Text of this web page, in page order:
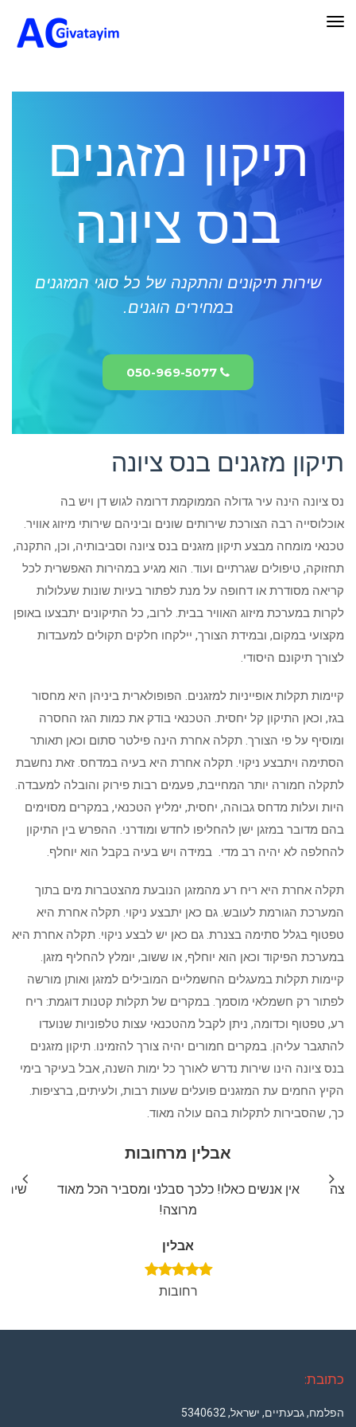
תפריט
תיקון מזגנים
בנס ציונה
שירות תיקונים והתקנה של כל סוגי המזגנים
במחירים הוגנים.
050-969-5077
תיקון מזגנים בנס ציונה
נס ציונה הינה עיר גדולה הממוקמת דרומה לגוש דן ויש בה
אוכלוסייה רבה הצורכת שירותים שונים וביניהם שירותי מיזוג אוויר.
טכנאי מומחה מבצע תיקון מזגנים בנס ציונה וסביבותיה, וכן, התקנה,
תחזוקה, טיפולים שגרתיים ועוד. הוא מגיע במהירות האפשרית לכל
קריאה מסודרת או דחופה על מנת לפתור בעיות שונות שעלולות
לקרות במערכת מיזוג האוויר בבית. לרוב, כל התיקונים יתבצעו באופן
מקצועי במקום, ובמידת הצורך, יילקחו חלקים תקולים למעבדות
לצורך תיקונם היסודי.
קיימות תקלות אופייניות למזגנים. הפופולארית ביניהן היא מחסור
בגז, וכאן התיקון קל יחסית. הטכנאי בודק את כמות הגז החסרה
ומוסיף על פי הצורך. תקלה אחרת הינה פילטר סתום וכאן תאותר
הסתימה ויתבצע ניקוי. תקלה אחרת היא בעיה במדחס. זאת נחשבת
לתקלה חמורה יותר המחייבת, פעמים רבות פירוק והובלה למעבדה.
היות ועלות מדחס גבוהה, יחסית, ימליץ הטכנאי, במקרים מסוימים
בהם מדובר במזגן ישן להחליפו לחדש ומודרני. ההפרש בין התיקון
להחלפה לא יהיה רב מדי. במידה ויש בעיה בקבל הוא יוחלף.
תקלה אחרת היא ריח רע מהמזגן הנובעת מהצטברות מים בתוך
המערכת הגורמת לעובש. גם כאן יתבצע ניקוי. תקלה אחרת היא
טפטוף בגלל סתימה בצנרת. גם כאן יש לבצע ניקוי. תקלה אחרת היא
במערכת הפיקוד וכאן הוא יוחלף, או ששוב, יומלץ להחליף מזגן.
קיימות תקלות במעגלים החשמליים המובילים למזגן ואותן מורשה
לפתור רק חשמלאי מוסמך. במקרים של תקלות קטנות דוגמת: ריח
רע, טפטוף וכדומה, ניתן לקבל מהטכנאי עצות טלפוניות שנועדו
להתגבר עליהן. במקרים חמורים יהיה צורך להזמינו. תיקון מזגנים
בנס ציונה הינו שירות נדרש לאורך כל ימות השנה, אבל בעיקר בימי
הקיץ החמים עת המזגנים פועלים שעות רבות, ולעיתים, ברציפות.
כך, שהסבירות לתקלות בהם עולה מאוד.
אבלין מרחובות
אין אנשים כאלו! כלכך סבלני ומסביר הכל מאוד
מרוצה!
אבלין
רחובות
כתובת:
הפלמח, גבעתיים, ישראל, 5340632